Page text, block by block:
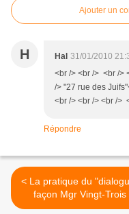
Ajouter un
H Hal 31/01/2010
<br /> <br /> <br />
/> "27 rue des
<br /> <br /> <br />
Répondre
< La pratique du "dialogue"
façon Mgr Vingt-Trois